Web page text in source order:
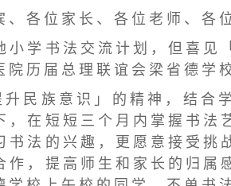
各 位 家 长 、 各 位 老 师 、 各 位
学 书 法 交 流 计 划 ， 但 喜 见
历 届 总 理 联 谊 会 梁 省 德 学
民 族 意 识 」 的 精 神 ， 结 合
在 短 短 三 个 月 内 掌 握 书 法
法 的 兴 趣 ， 更 愿 意 接 受 挑
， 提 高 师 生 和 家 长 的 归 属